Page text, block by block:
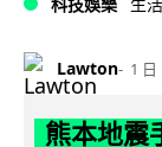
Lawton 1 日
熊本地震